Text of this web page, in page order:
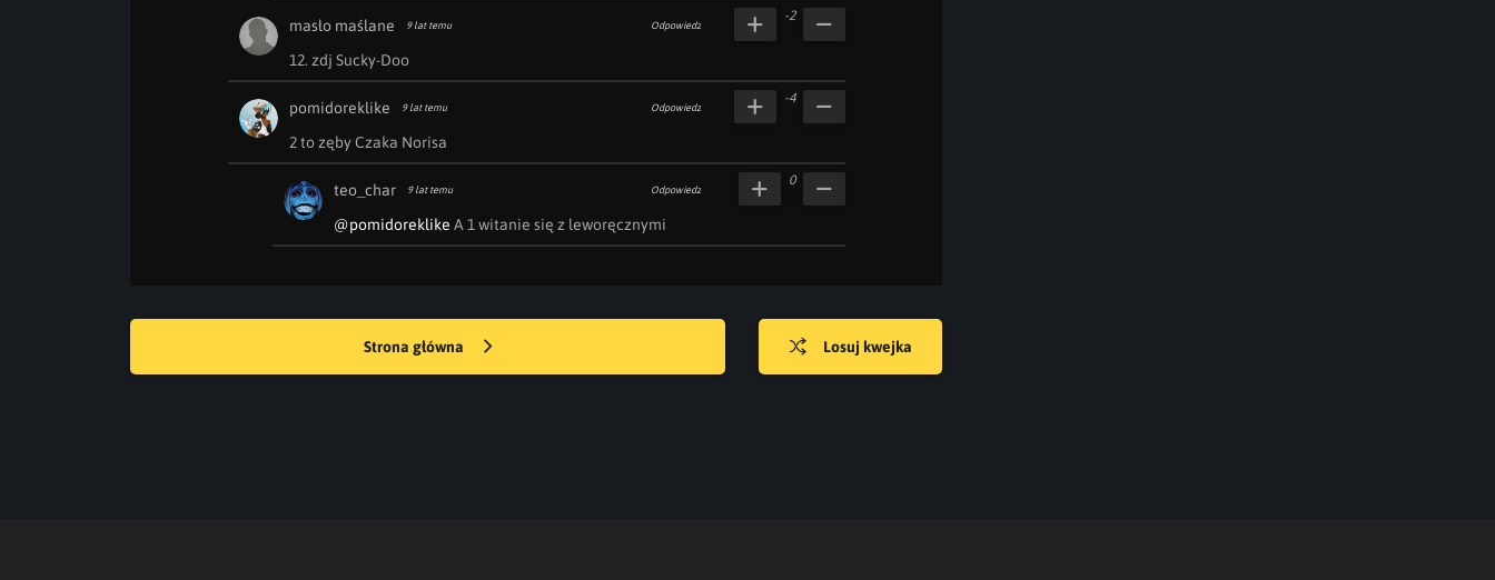
masło maślane 9 lat temu Odpowiedz
12. zdj Sucky-Doo
-2
pomidoreklike 9 lat temu Odpowiedz
2 to zęby Czaka Norisa
-4
teo_char 9 lat temu Odpowiedz
@pomidoreklike A 1 witanie się z leworęcznymi
0
Strona główna Losuj kwejka